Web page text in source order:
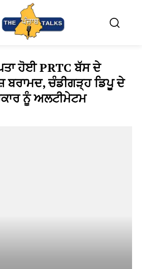
ਹੋਈ PRTC ਬੱਸ ਦੇ
ਬਰਾਮਦ, ਚੰਡੀਗੜ੍ਹ ਡਿਪੂ ਦੇ
ਨੂੰ ਅਲਟੀਮੇਟਮ